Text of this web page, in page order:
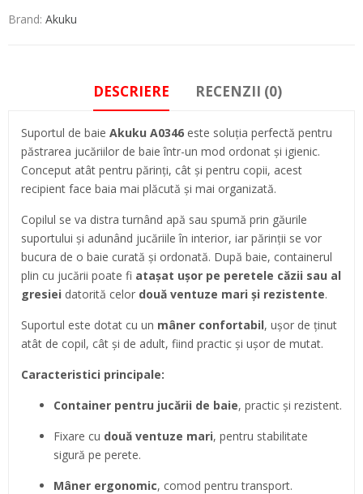
Brand: Akuku
DESCRIERE RECENZII (0)
Suportul de baie Akuku A0346 este soluția perfectă pentru
păstrarea jucăriilor de baie într-un mod ordonat și igienic.
Conceput atât pentru părinți, cât și pentru copii, acest
recipient face baia mai plăcută și mai organizată.
Copilul se va distra turnând apă sau spumă prin găurile
suportului și adunând jucăriile în interior, iar părinții se vor
bucura de o baie curată și ordonată. După baie, containerul
plin cu jucării poate fi atașat ușor pe peretele căzii sau al
gresiei datorită celor două ventuze mari și rezistente.
Suportul este dotat cu un mâner confortabil, ușor de ținut
atât de copil, cât și de adult, fiind practic și ușor de mutat.
Caracteristici principale:
Container pentru jucării de baie, practic și rezistent.
Fixare cu două ventuze mari, pentru stabilitate
sigură pe perete.
Mâner ergonomic, comod pentru transport.